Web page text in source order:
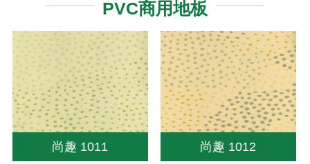
PVC商用地板
尚趣 1011 尚趣 1012